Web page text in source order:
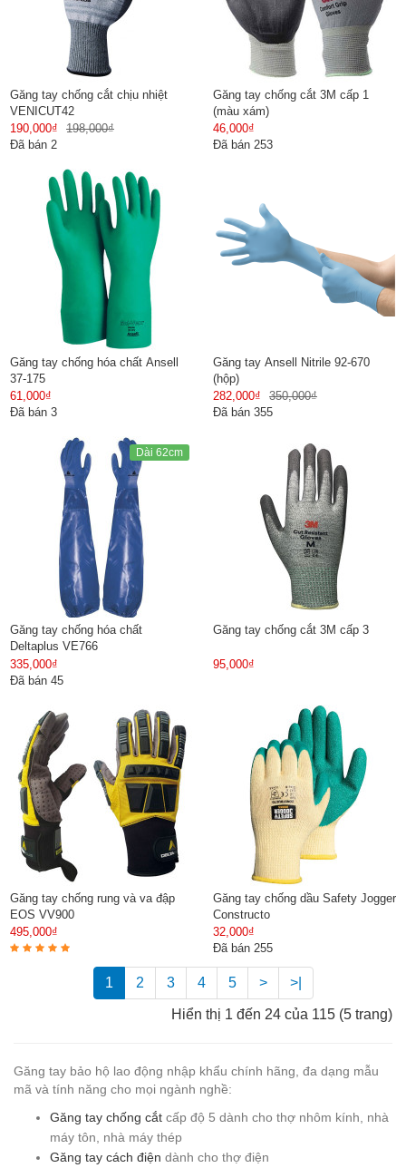
Găng tay chống cắt chịu nhiệt
VENICUT42
190,000₫
198,000₫
Đã bán 2
Găng tay chống cắt 3M cấp 1
(màu xám)
46,000₫
Đã bán 253
Găng tay chống hóa chất Ansell
37-175
61,000₫
Đã bán 3
Găng tay Ansell Nitrile 92-670
(hộp)
282,000₫
350,000₫
Đã bán 355
Dài 62cm
Găng tay chống hóa chất
Deltaplus VE766
335,000₫
Đã bán 45
Găng tay chống cắt 3M cấp 3
95,000₫
Găng tay chống rung và va đập
EOS VV900
495,000₫
Găng tay chống dầu Safety Jogger
Constructo
32,000₫
Đã bán 255
1 2 3 4 5 > >|
Hiển thị 1 đến 24 của 115 (5 trang)
Găng tay bảo hộ lao động nhập khẩu chính hãng, đa dạng mẫu
mã và tính năng cho mọi ngành nghề:
Găng tay chống cắt cấp độ 5 dành cho thợ nhôm kính, nhà
máy tôn, nhà máy thép
Găng tay cách điện dành cho thợ điện